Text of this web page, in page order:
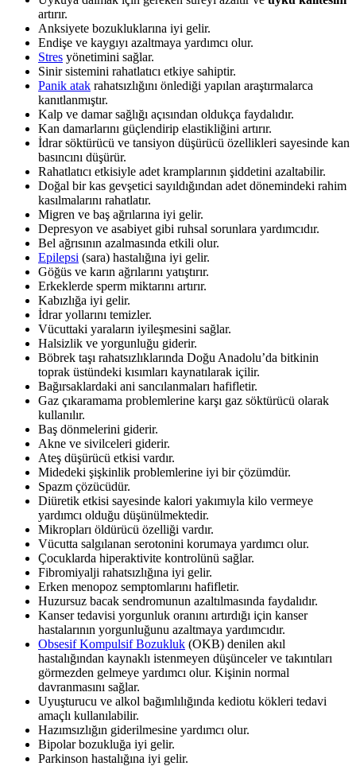
artırır.
Anksiyete bozukluklarına iyi gelir.
Endişe ve kaygıyı azaltmaya yardımcı olur.
Stres yönetimini sağlar.
Sinir sistemini rahatlatıcı etkiye sahiptir.
Panik atak rahatsızlığını önlediği yapılan araştırmalarca
kanıtlanmıştır.
Kalp ve damar sağlığı açısından oldukça faydalıdır.
Kan damarlarını güçlendirip elastikliğini artırır.
İdrar söktürücü ve tansiyon düşürücü özellikleri sayesinde kan
basıncını düşürür.
Rahatlatıcı etkisiyle adet kramplarının şiddetini azaltabilir.
Doğal bir kas gevşetici sayıldığından adet dönemindeki rahim
kasılmalarını rahatlatır.
Migren ve baş ağrılarına iyi gelir.
Depresyon ve asabiyet gibi ruhsal sorunlara yardımcıdır.
Bel ağrısının azalmasında etkili olur.
Epilepsi (sara) hastalığına iyi gelir.
Göğüs ve karın ağrılarını yatıştırır.
Erkeklerde sperm miktarını artırır.
Kabızlığa iyi gelir.
İdrar yollarını temizler.
Vücuttaki yaraların iyileşmesini sağlar.
Halsizlik ve yorgunluğu giderir.
Böbrek taşı rahatsızlıklarında Doğu Anadolu’da bitkinin
toprak üstündeki kısımları kaynatılarak içilir.
Bağırsaklardaki ani sancılanmaları hafifletir.
Gaz çıkaramama problemlerine karşı gaz söktürücü olarak
kullanılır.
Baş dönmelerini giderir.
Akne ve sivilceleri giderir.
Ateş düşürücü etkisi vardır.
Midedeki şişkinlik problemlerine iyi bir çözümdür.
Spazm çözücüdür.
Diüretik etkisi sayesinde kalori yakımıyla kilo vermeye
yardımcı olduğu düşünülmektedir.
Mikropları öldürücü özelliği vardır.
Vücutta salgılanan serotonini korumaya yardımcı olur.
Çocuklarda hiperaktivite kontrolünü sağlar.
Fibromiyalji rahatsızlığına iyi gelir.
Erken menopoz semptomlarını hafifletir.
Huzursuz bacak sendromunun azaltılmasında faydalıdır.
Kanser tedavisi yorgunluk oranını artırdığı için kanser
hastalarının yorgunluğunu azaltmaya yardımcıdır.
Obsesif Kompulsif Bozukluk (OKB) denilen akıl
hastalığından kaynaklı istenmeyen düşünceler ve takıntıları
görmezden gelmeye yardımcı olur. Kişinin normal
davranmasını sağlar.
Uyuşturucu ve alkol bağımlılığında kediotu kökleri tedavi
amaçlı kullanılabilir.
Hazımsızlığın giderilmesine yardımcı olur.
Bipolar bozukluğa iyi gelir.
Parkinson hastalığına iyi gelir.